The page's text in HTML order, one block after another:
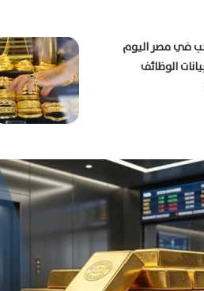
في مصر اليوم
الوظائف